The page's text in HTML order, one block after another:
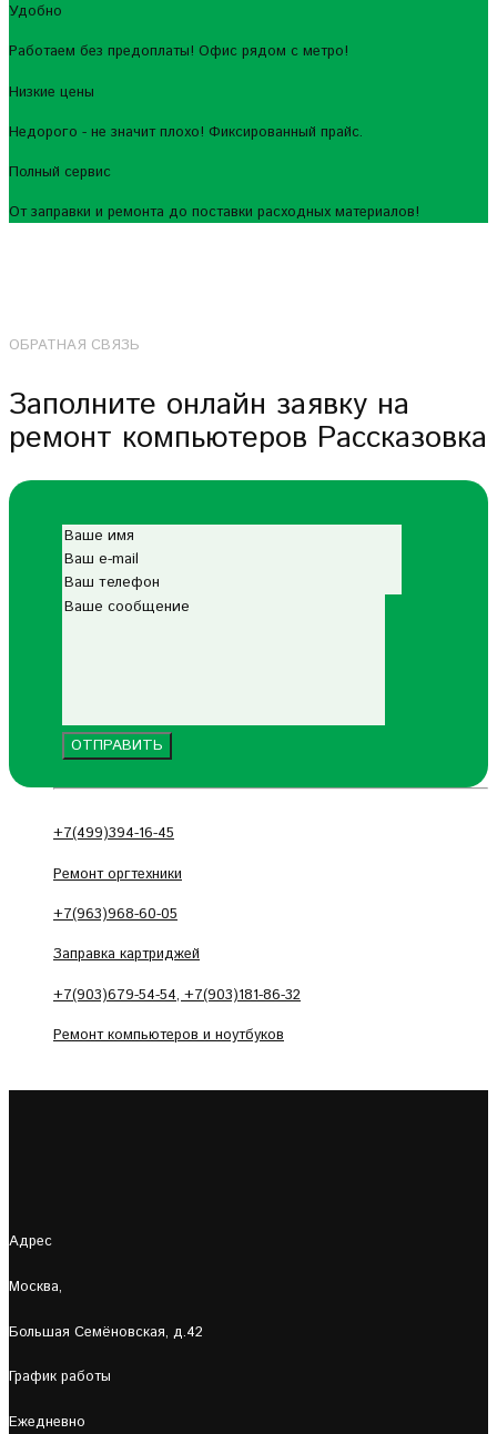
Удобно
Работаем без предоплаты! Офис рядом с метро!
Низкие цены
Недорого - не значит плохо! Фиксированный прайс.
Полный сервис
От заправки и ремонта до поставки расходных материалов!
ОБРАТНАЯ СВЯЗЬ
Заполните онлайн заявку на
ремонт компьютеров Рассказовка
+7(499)394-16-45
Ремонт оргтехники
+7(963)968-60-05
Заправка картриджей
+7(903)679-54-54, +7(903)181-86-32
Ремонт компьютеров и ноутбуков
Адрес
Москва,
Большая Семёновская, д.42
График работы
Ежедневно